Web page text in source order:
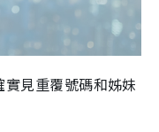
見重覆號碼和姊妹